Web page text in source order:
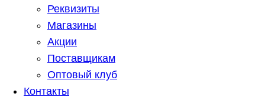
Реквизиты
Магазины
Акции
Поставщикам
Оптовый клуб
Контакты